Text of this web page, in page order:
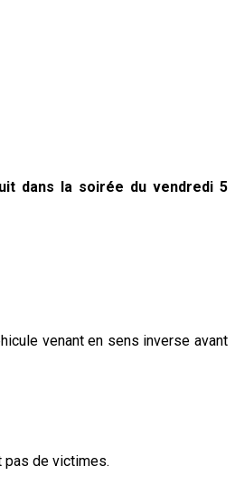
dans la soirée du vendredi 5
venant en sens inverse avant
pas de victimes.